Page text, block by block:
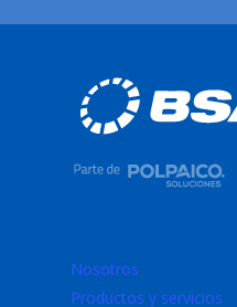
Nosotros
Productos y servicios